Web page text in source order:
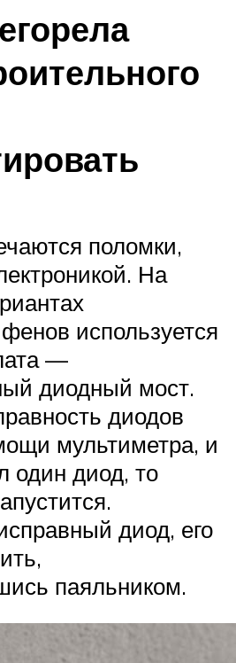
поломки,
На
используется
—
диодный мост.
диодов
мультиметра, и
один диод, то
диод, его
паяльником.